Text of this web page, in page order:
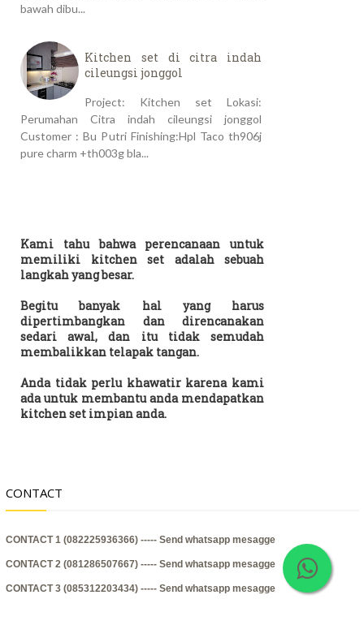
bawah dibu...
Kitchen set di citra indah
cileungsi jonggol
Project: Kitchen set Lokasi:
Perumahan Citra indah cileungsi jonggol
Customer : Bu Putri Finishing:Hpl Taco th906j
pure charm +th003g bla...
Kami tahu bahwa perencanaan untuk
memiliki kitchen set adalah sebuah
langkah yang besar.
Begitu banyak hal yang harus
dipertimbangkan dan direncanakan
sedari awal, dan itu tidak semudah
membalikkan telapak tangan.
Anda tidak perlu khawatir karena kami
ada untuk membantu anda mendapatkan
kitchen set impian anda.
CONTACT
CONTACT 1 (082225936366) ----- Send whatsapp mesagge
CONTACT 2 (081286507667) ----- Send whatsapp mesagge
CONTACT 3 (085312203434) ----- Send whatsapp mesagge